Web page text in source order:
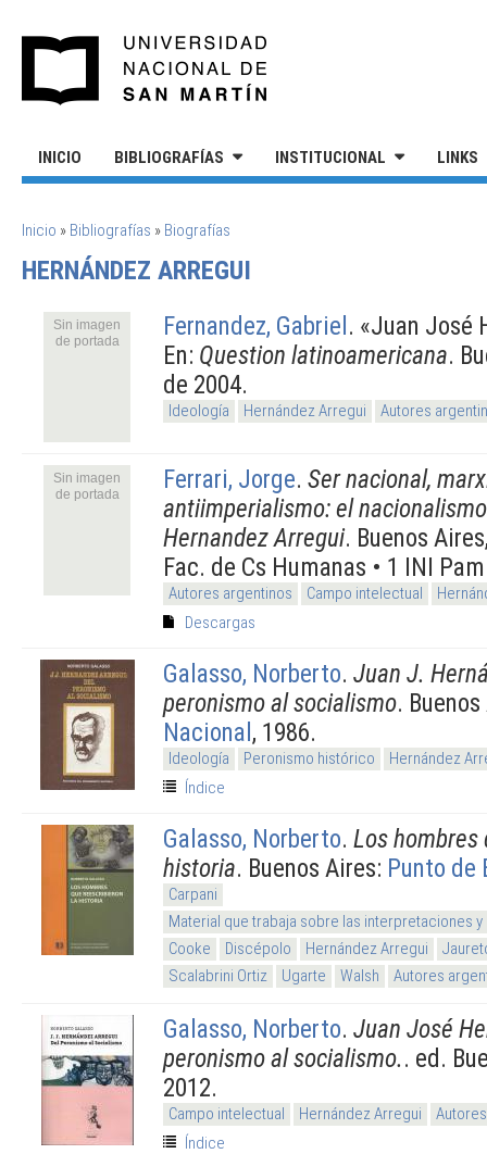
INICIO BIBLIOGRAFÍAS INSTITUCIONAL LINKS
SE ENCUENTRA USTED AQUÍ
Inicio » Bibliografías » Biografías
HERNÁNDEZ ARREGUI
Sin imagen
de portada
Fernandez, Gabriel. «Juan José
En: Question latinoamericana.
de 2004.
Ideología Hernández Arregui Autores
Sin imagen
de portada
Ferrari, Jorge. Ser nacional,
antiimperialismo: el
Hernandez Arregui. Buenos
Fac. de Cs Humanas • 1 INI
Autores argentinos Campo intelectual
Descargas
Galasso, Norberto. Juan J.
peronismo al socialismo.
Nacional, 1986.
Ideología Peronismo histórico
Hernández
Índice
Galasso, Norberto. Los hombres
historia. Buenos Aires: Punto de
Carpani
Material que trabaja sobre las interpretaciones
Cooke
Discépolo Hernández Arregui
Scalabrini Ortiz
Ugarte Walsh Autores
Galasso, Norberto. Juan José
peronismo al socialismo.. ed.
2012.
Campo intelectual Hernández Arregui
Índice